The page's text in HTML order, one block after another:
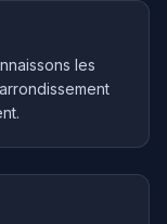
les